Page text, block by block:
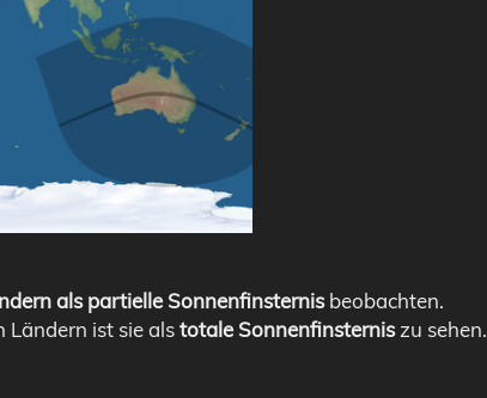
als partielle Sonnenfinsternisbeobachten.
Ländern ist sie alstotale Sonnenfinsterniszu sehen.